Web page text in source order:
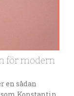
för modern
en sådan